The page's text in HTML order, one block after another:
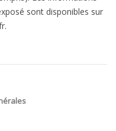
sont disponibles sur